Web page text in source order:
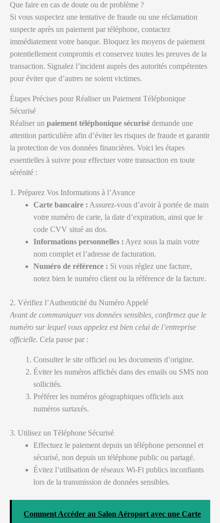
Que faire en cas de doute ou de problème ?
Si vous suspectez une tentative de fraude ou une réclamation
suspecte après un paiement par téléphone, contactez
immédiatement votre banque. Bloquez les moyens de paiement
potentiellement compromis et conservez toutes les preuves de la
transaction. Signalez l’incident auprès des autorités compétentes
pour éviter que d’autres ne soient victimes.
Étapes Précises pour Réaliser un Paiement Téléphonique
Sécurisé
Réaliser un paiement téléphonique sécurisé demande une
attention particulière afin d’éviter les risques de fraude et garantir
la protection de vos données financières. Voici les étapes
essentielles à suivre pour effectuer votre transaction en toute
sérénité :
1. Préparez Vos Informations à l’Avance
Carte bancaire : Assurez-vous d’avoir à portée de main
votre numéro de carte, la date d’expiration, ainsi que le
code CVV situé au dos.
Informations personnelles : Ayez sous la main votre
nom complet et l’adresse de facturation.
Numéro de référence : Si vous réglez une facture,
notez bien le numéro client ou la référence de la facture.
2. Vérifiez l’Authenticité du Numéro Appelé
Avant de communiquer vos données sensibles, confirmez que le
numéro sur lequel vous appelez est bien celui de l’entreprise
officielle. Cela passe par :
Consulter le site officiel ou les documents d’origine.
Éviter les numéros affichés dans des emails ou SMS non
sollicités.
Préférer les numéros géographiques officiels aux
numéros surtaxés.
3. Utilisez un Téléphone Sécurisé
Effectuez le paiement depuis un téléphone personnel et
sécurisé, non depuis un téléphone public ou partagé.
Évitez l’utilisation de réseaux Wi-Fi publics inconfiants
lors de la transmission de données sensibles.
Comment Accéder au Salon Aéroport avec une Carte